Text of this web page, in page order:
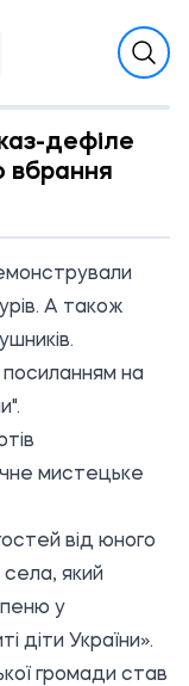
дефіле
вбрання
А також
на
мистецьке
від юного
який
у
діти України».
громади став